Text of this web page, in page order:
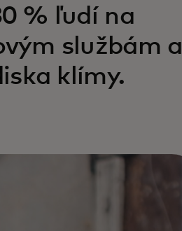
% ľudí na
službám a
klímy.